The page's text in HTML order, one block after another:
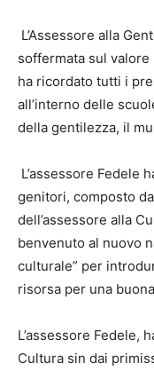
L’Assessore alla
soffermata sul
ha ricordato tutti i
all’interno delle
della gentilezza, il
L’assessore Fedele
genitori, composto
dell’assessore alla
benvenuto al nuovo
culturale” per
risorsa per una
L’assessore Fedele,
Cultura sin dai